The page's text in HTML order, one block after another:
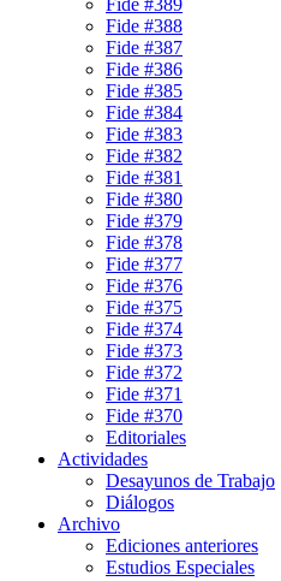
Fide #389
Fide #388
Fide #387
Fide #386
Fide #385
Fide #384
Fide #383
Fide #382
Fide #381
Fide #380
Fide #379
Fide #378
Fide #377
Fide #376
Fide #375
Fide #374
Fide #373
Fide #372
Fide #371
Fide #370
Editoriales
Actividades
Desayunos de Trabajo
Diálogos
Archivo
Ediciones anteriores
Estudios Especiales